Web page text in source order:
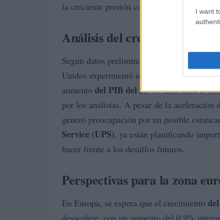
I want
la creciente presión competitiva.
Análisis del crecimiento
Según datos preliminares de la Oficina de
Unidos experimentó un crecimiento
aumento del PIB del 2,3%. Esta cifra es
por los analistas. A pesar de la
generó preocupación por un posible
Service (UPS), ya están planificando
hacer frente a los desafíos futuros.
Perspectivas para la zona
En Europa, se espera que el crecimiento
desacelere, con un aumento del 0,9%